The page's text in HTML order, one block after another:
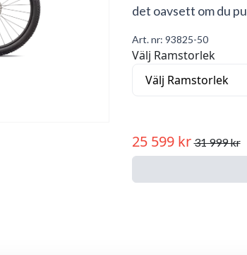
det oavsett om du
Art. nr: 93825-50
Välj Ramstorlek
25 599 kr 31 999 kr